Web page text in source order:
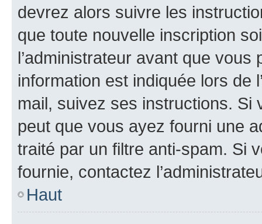
devrez alors suivre les
que toute nouvelle inscription
l’administrateur avant que
information est indiquée lors de
mail, suivez ses instructions. Si
peut que vous ayez fourni une
traité par un filtre anti-spam. Si
fournie, contactez
Haut